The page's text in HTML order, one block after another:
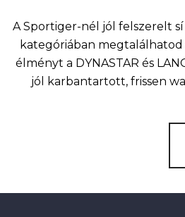
A Sportiger-nél jól felszerelt
kategóriában
élményt a DYNASTAR és
jól karbantartott, frissen